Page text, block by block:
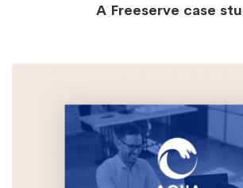
A Freeserve case